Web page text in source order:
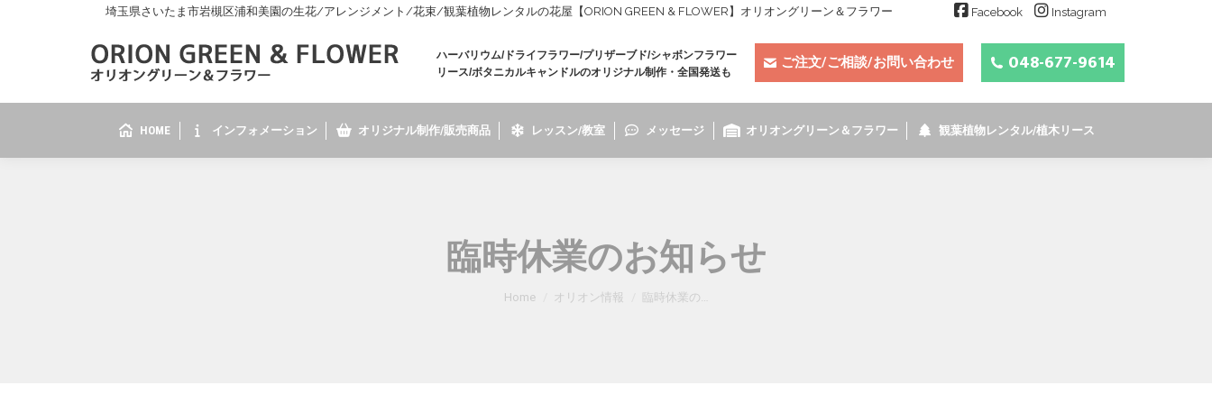
埼玉県さいたま市岩槻区浦和美園の生花/アレンジメント/花束/観葉植物レンタルの花屋【ORION GREEN & FLOWER】オリオングリーン＆フラワー Facebook Instagram
ハーバリウム/ドライフラワー/プリザーブド/シャボンフラワー
リース/ボタニカルキャンドルのオリジナル制作・全国発送も
ご注文/ご相談/お問い合わせ 048-677-9614
HOME インフォメーション オリジナル制作/販売商品 レッスン/教室 メッセージ オリオングリーン＆フラワー 観葉植物レンタル/植木リース
臨時休業のお知らせ
You are here:
Home オリオン情報 臨時休業の…